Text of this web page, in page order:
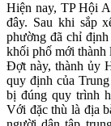
Hiện nay, TP Hội
đây. Sau khi sắp
phường đã chỉ
khối phố mới thành
Đợt này, thành ủy
quy định của
bị đúng quy trình
Với đặc thù là địa